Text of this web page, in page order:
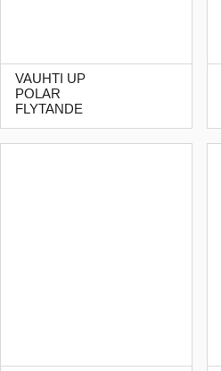
VAUHTI UP
POLAR
FLYTANDE